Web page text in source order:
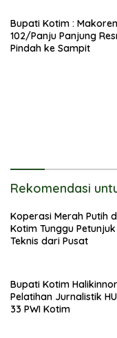
Bupati Kotim :
102/Panju Panjung
Pindah ke Sampit
Rekomendasi
Koperasi Merah Putih
Kotim Tunggu Petunjuk
Teknis dari Pusat
Bupati Kotim
Pelatihan Jurnalistik
33 PWI Kotim